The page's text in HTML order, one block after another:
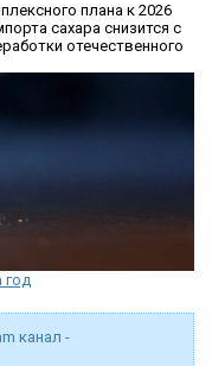
плана к 2026
сахара снизится с
отечественного
год
канал -